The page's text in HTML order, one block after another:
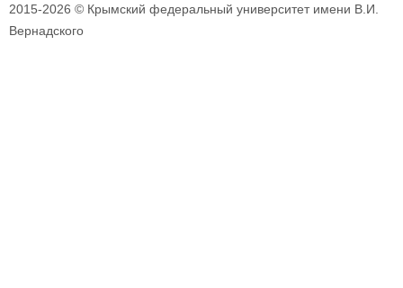
2015-2026 © Крымский федеральный университет имени В.И.
Вернадского